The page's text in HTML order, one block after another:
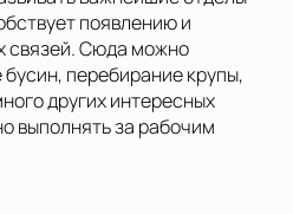
появлению и
связей. Сюда можно
перебирание крупы,
других интересных
выполнять за рабочим